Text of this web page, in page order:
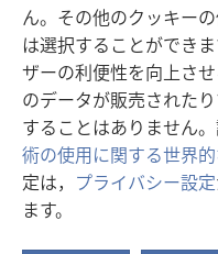
ん。その他のクッキー
は選択することができ
ザーの利便性を向上さ
のデータが販売された
することはありません。
術の使用に関する世界
定は， プライバシー設定
ます。
開
く）
タ
ブ
で
開
く）
し
い
タ
ブ
で
開
く）
JW Library ®
Watchtower Library®
Copyright
利用規約